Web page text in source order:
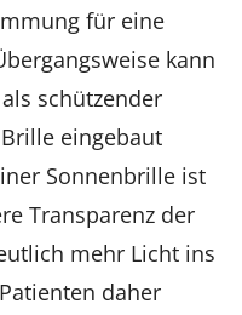
für eine
kann
schützender
eingebaut
Sonnenbrille ist
Transparenz der
mehr Licht ins
daher